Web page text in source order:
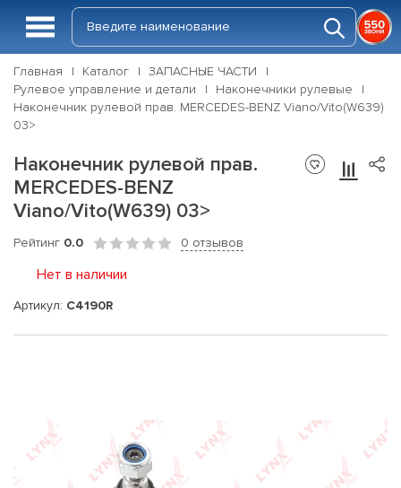
Главная Каталог
ЗАПАСНЫЕ ЧАСТИ
Рулевое управление и детали
Наконечники рулевые
Наконечник рулевой прав. MERCEDES-BENZ Viano/Vito(W639)
03>
Наконечник рулевой прав.
MERCEDES-BENZ
Viano/Vito(W639) 03>
Рейтинг 0.0 0 отзывов
Нет в наличии
Артикул: C4190R